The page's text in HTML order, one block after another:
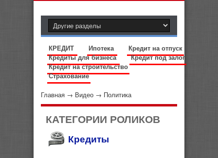
КРЕДИТ Ипотека
Кредит на отпуск
Кредиты для бизнеса
Кредит под залог
Кредит на строительство
Страхование
Главная → Видео → Политика
КАТЕГОРИИ РОЛИКОВ
Кредиты